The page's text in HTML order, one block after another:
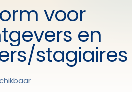
voor
en
stagiaires